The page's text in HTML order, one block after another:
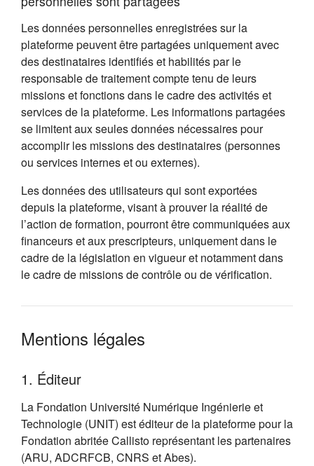
Les données personnelles enregistrées sur la
plateforme peuvent être partagées uniquement avec
des destinataires identifiés et habilités par le
responsable de traitement compte tenu de leurs
missions et fonctions dans le cadre des activités et
services de la plateforme. Les informations partagées
se limitent aux seules données nécessaires pour
accomplir les missions des destinataires (personnes
ou services internes et ou externes).
Les données des utilisateurs qui sont exportées
depuis la plateforme, visant à prouver la réalité de
l’action de formation, pourront être communiquées aux
financeurs et aux prescripteurs, uniquement dans le
cadre de la législation en vigueur et notamment dans
le cadre de missions de contrôle ou de vérification.
Mentions légales
1. Éditeur
La Fondation Université Numérique Ingénierie et
Technologie (UNIT) est éditeur de la plateforme pour la
Fondation abritée Callisto représentant les partenaires
(ARU, ADCRFCB, CNRS et Abes).